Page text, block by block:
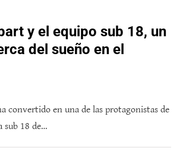
y el equipo sub 18, un
del sueño en el
convertido en una de las protagonistas de
sub 18 de…